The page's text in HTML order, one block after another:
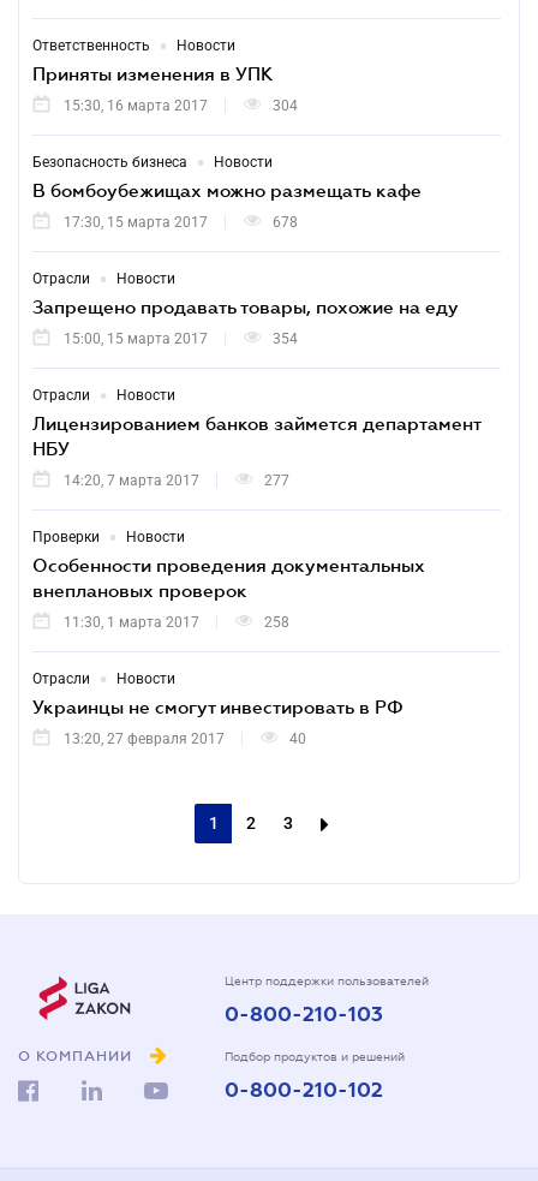
Ответственность • Новости
Приняты изменения в УПК
15:30, 16 марта 2017 304
Безопасность бизнеса • Новости
В бомбоубежищах можно размещать кафе
17:30, 15 марта 2017 678
Отрасли • Новости
Запрещено продавать товары, похожие на еду
15:00, 15 марта 2017 354
Отрасли • Новости
Лицензированием банков займется департамент
НБУ
14:20, 7 марта 2017 277
Проверки • Новости
Особенности проведения документальных
внеплановых проверок
11:30, 1 марта 2017 258
Отрасли • Новости
Украинцы не смогут инвестировать в РФ
13:20, 27 февраля 2017 40
1 2 3
О КОМПАНИИ
Центр поддержки пользователей
0-800-210-103
Подбор продуктов и решений
0-800-210-102